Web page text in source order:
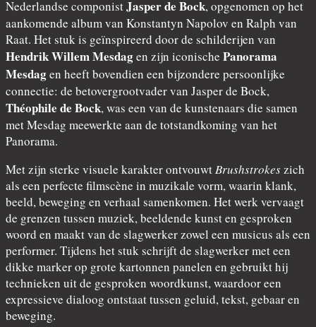
Nederlandse componistJasper de Bock, opgenomen op het
aankomende album van Konstantyn Napolov en Ralph van
Raat. Het stuk is geïnspireerd door de schilderijen van
Hendrik Willem Mesdagen zijn iconische Panorama
Mesdagen heeft bovendien een bijzondere persoonlijke
connectie: de betovergrootvader van Jasper de Bock,
Théophile de Bock, was een van de kunstenaars die samen
met Mesdag meewerkte aan de totstandkoming van het
Panorama.
Met zijn sterke visuele karakter ontvouwtBrushstrokeszich
als een perfecte filmscène in muzikale vorm, waarin klank,
beeld, beweging en verhaal samenkomen. Het werk vervaagt
de grenzen tussen muziek, beeldende kunst en gesproken
woord en maakt van de slagwerker zowel een musicus als een
performer. Tijdens het stuk schrijft de slagwerker met een
dikke marker op grote kartonnen panelen en gebruikt hij
technieken uit de gesproken woordkunst, waardoor een
expressieve dialoog ontstaat tussen geluid, tekst, gebaar en
beweging.